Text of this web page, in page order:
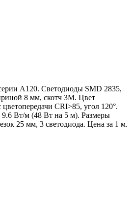
A120. Светодиоды SMD 2835,
8 мм, скотч 3M. Цвет
CRI>85, угол 120°.
Вт/м (48 Вт на 5 м). Размеры
25 мм, 3 светодиода. Цена за 1 м.